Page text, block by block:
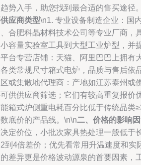
势入手，助您找到最合适的售买途径
应商类型\n1. 专业设备制造企业：国
合肥科晶材料技术公司等专业厂商，
容量实验室工具到大型工业炉型，并
台专营店铺：天猫、阿里巴巴上拥有
类常规尺寸箱式电炉，品质与售后依
或集散地代理商：产地如江苏泰州或
供供应商筛选；它们有较高重复报价
箱式炉侧重电耗百分比低于传统品类
底价的产品线。\n\n二、价格的影响
定价位，小批次家具热处理一般低于
到4倍差价；优先看常用升温速度和实
差异更是价格波动源泉的首要因素，